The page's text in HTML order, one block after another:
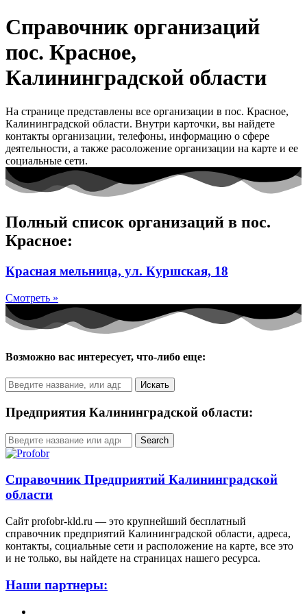
Справочник организаций
пос. Красное,
Калининградской области
На странице представлены все организации в пос. Красное,
Калининградской области. Внутри карточки, вы найдете
контакты организации, телефоны, информацию о сфере
деятельности, а также расоложение организации на карте и ее
социальные сети.
Полный список организаций в пос.
Красное:
Красная мельница, ул. Куршская, 18
Смотреть »
Возможно вас интересует, что-либо еще:
Искать
Предприятия Калининградской области:
Search
Справочник Предприятий Калининградской
области
Сайт profobr-kld.ru — это крупнейший бесплатный
справочник предприятий Калининградской области, адреса,
контакты, социальные сети и расположение на карте, все это
и не только, вы найдете на страницах нашего ресурса.
Наши партнеры: